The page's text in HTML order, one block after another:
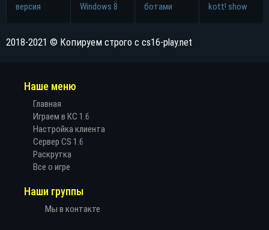
версия
Windows 8
ботами
kott! show
2018-2021 © Копируем строго с cs16-play.net
Наше меню
Главная
Играем в КС 1.6
Настройка клиента
Сервер CS 1.6
Раскрутка
Все о игре
Наши группы
Мы в контакте